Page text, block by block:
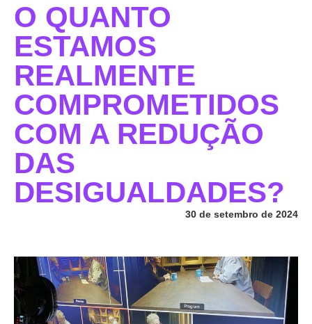
O QUANTO
ESTAMOS
REALMENTE
COMPROMETIDOS
COM A REDUÇÃO
DAS
DESIGUALDADES?
30 de setembro de 2024